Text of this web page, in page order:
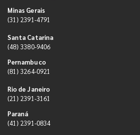
Minas Gerais
(31) 2391-4791
Santa Catarina
(48) 3380-9406
Pernambuco
(81) 3264-0921
Rio de Janeiro
(21) 2391-3161
Paraná
(41) 2391-0834